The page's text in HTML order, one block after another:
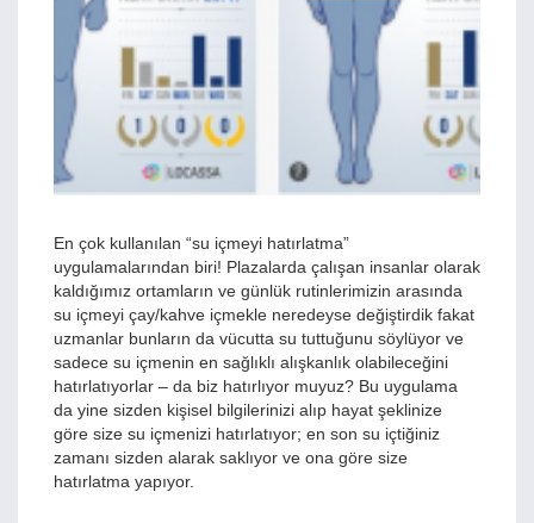
En çok kullanılan “su içmeyi hatırlatma”
uygulamalarından biri! Plazalarda çalışan insanlar olarak
kaldığımız ortamların ve günlük rutinlerimizin arasında
su içmeyi çay/kahve içmekle neredeyse değiştirdik fakat
uzmanlar bunların da vücutta su tuttuğunu söylüyor ve
sadece su içmenin en sağlıklı alışkanlık olabileceğini
hatırlatıyorlar – da biz hatırlıyor muyuz? Bu uygulama
da yine sizden kişisel bilgilerinizi alıp hayat şeklinize
göre size su içmenizi hatırlatıyor; en son su içtiğiniz
zamanı sizden alarak saklıyor ve ona göre size
hatırlatma yapıyor.